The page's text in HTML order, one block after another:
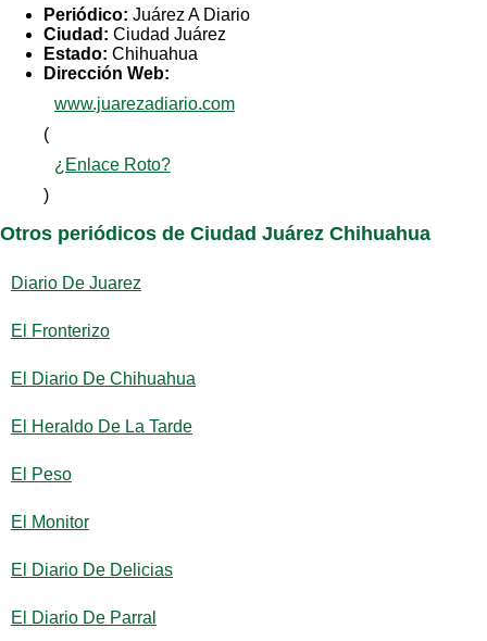
Periódico: Juárez A Diario
Ciudad: Ciudad Juárez
Estado: Chihuahua
Dirección Web:
www.juarezadiario.com
(
¿Enlace Roto?
)
Otros periódicos de Ciudad Juárez Chihuahua
Diario De Juarez
El Fronterizo
El Diario De Chihuahua
El Heraldo De La Tarde
El Peso
El Monitor
El Diario De Delicias
El Diario De Parral